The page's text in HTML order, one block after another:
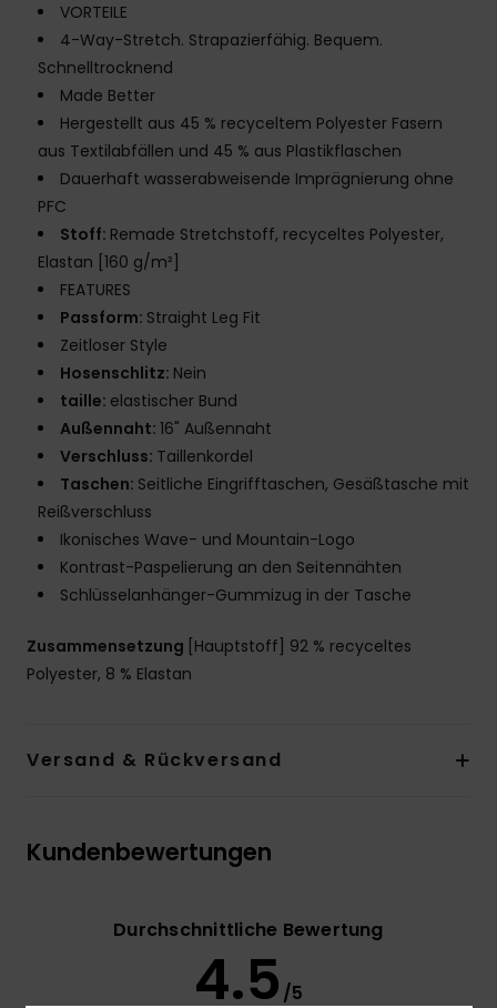
VORTEILE
4-Way-Stretch. Strapazierfähig. Bequem.
Schnelltrocknend
Made Better
Hergestellt aus 45 % recyceltem Polyester Fasern
aus Textilabfällen und 45 % aus Plastikflaschen
Dauerhaft wasserabweisende Imprägnierung ohne
PFC
Stoff: Remade Stretchstoff, recyceltes Polyester,
Elastan [160 g/m²]
FEATURES
Passform: Straight Leg Fit
Zeitloser Style
Hosenschlitz: Nein
taille: elastischer Bund
Außennaht: 16" Außennaht
Verschluss: Taillenkordel
Taschen: Seitliche Eingrifftaschen, Gesäßtasche mit
Reißverschluss
Ikonisches Wave- und Mountain-Logo
Kontrast-Paspelierung an den Seitennähten
Schlüsselanhänger-Gummizug in der Tasche
Zusammensetzung [Hauptstoff] 92 % recyceltes
Polyester, 8 % Elastan
Versand & Rückversand
Kundenbewertungen
Durchschnittliche Bewertung
4.5 /5